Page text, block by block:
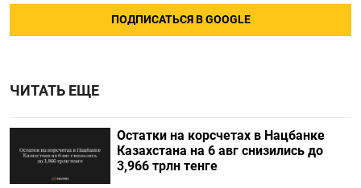
ПОДПИСАТЬСЯ В GOOGLE
ЧИТАТЬ ЕЩЕ
Остатки на корсчетах в Нацбанке
Казахстана на 6 авг снизились до
3,966 трлн тенге